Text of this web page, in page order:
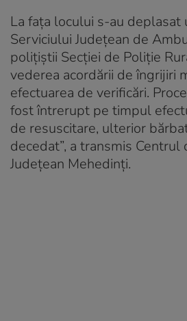
La faţa locului s-au deplasat
Serviciului Judeţean de
poliţiştii Secţiei de Poliţie
vederea acordării de îngrijiri
efectuarea de verificări.
fost întrerupt pe timpul
de resuscitare, ulterior
decedat”, a transmis Centrul
Județean Mehedinți.